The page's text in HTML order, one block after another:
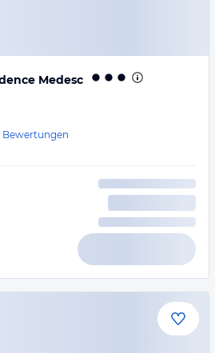
Medesc
Bewertungen